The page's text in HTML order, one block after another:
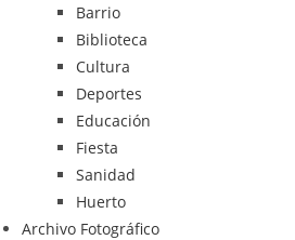
Barrio
Biblioteca
Cultura
Deportes
Educación
Fiesta
Sanidad
Huerto
Archivo Fotográfico